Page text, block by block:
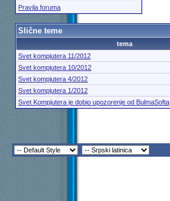
Pravila foruma
Slične teme
tema
Svet kompjutera 11/2012
Svet kompjutera 10/2012
Svet kompjutera 4/2012
Svet kompjutera 1/2012
Svet Kompjutera je dobio upozorenje od BulmaSofta